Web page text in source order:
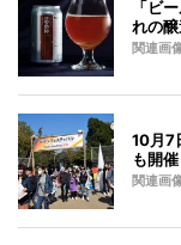
「ビ
れの
関連画
10月7
も開催
関連画